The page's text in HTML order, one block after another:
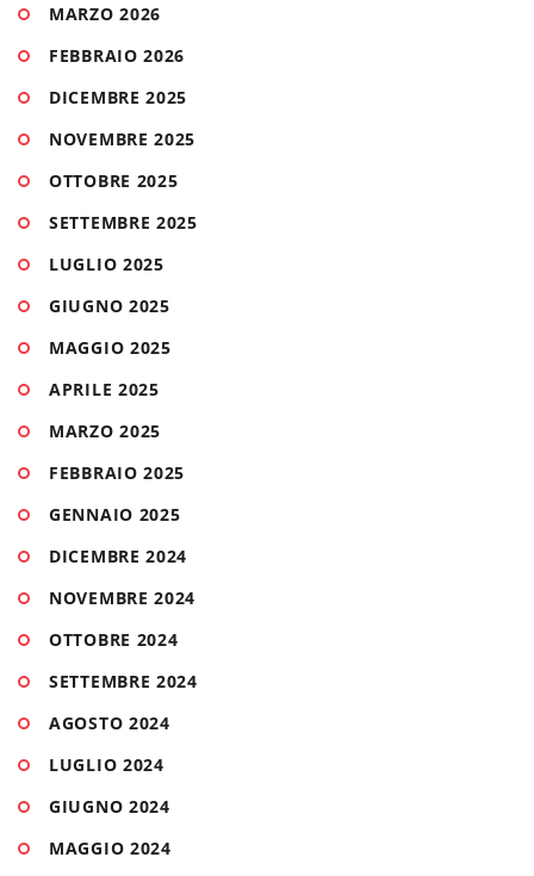
MARZO 2026
FEBBRAIO 2026
DICEMBRE 2025
NOVEMBRE 2025
OTTOBRE 2025
SETTEMBRE 2025
LUGLIO 2025
GIUGNO 2025
MAGGIO 2025
APRILE 2025
MARZO 2025
FEBBRAIO 2025
GENNAIO 2025
DICEMBRE 2024
NOVEMBRE 2024
OTTOBRE 2024
SETTEMBRE 2024
AGOSTO 2024
LUGLIO 2024
GIUGNO 2024
MAGGIO 2024